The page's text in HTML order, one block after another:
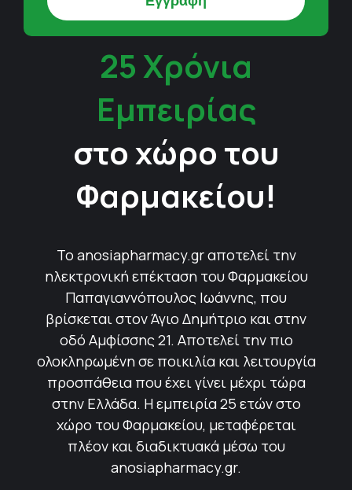
25 Χρόνια
Εμπειρίας
στο χώρο του
Φαρμακείου!
Το anosiapharmacy.gr αποτελεί την
ηλεκτρονική επέκταση του Φαρμακείου
Παπαγιαννόπουλος Ιωάννης, που
βρίσκεται στον Άγιο Δημήτριο και στην
οδό Αμφίσσης 21. Αποτελεί την πιο
ολοκληρωμένη σε ποικιλία και λειτουργία
προσπάθεια που έχει γίνει μέχρι τώρα
στην Ελλάδα. Η εμπειρία 25 ετών στο
χώρο του Φαρμακείου, μεταφέρεται
πλέον και διαδικτυακά μέσω του
anosiapharmacy.gr.